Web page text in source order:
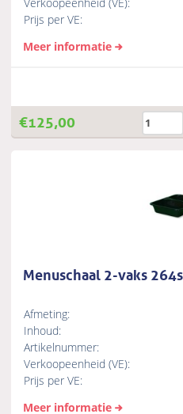
Prijs per VE:
Meer informatie
€125,00
Menuschaal 2-vaks
Afmeting:
Inhoud:
Artikelnummer:
Verkoopeenheid (VE):
Prijs per VE:
Meer informatie